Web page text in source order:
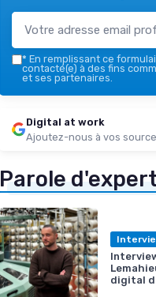
* En remplissant ce
contacté(e) à des fins
et ses partenaires.
Digital at work
Ajoutez-nous à vos
Parole
digital